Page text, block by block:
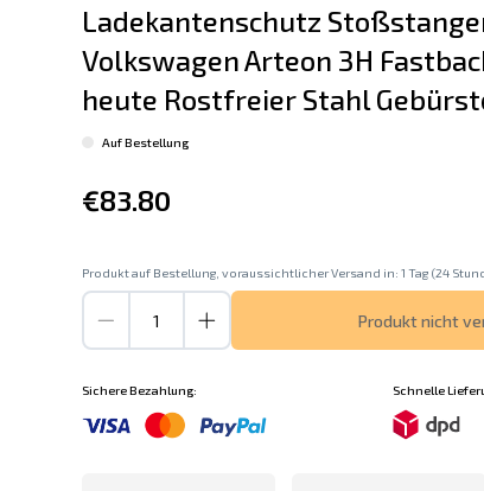
Ladekantenschutz
Volkswagen Arteon 3H
heute Rostfreier Stahl
Auf Bestellung
€83.80
Produkt auf Bestellung, voraussichtlicher Versand in: 1 Tag (24
Produkt nicht
Sichere Bezahlung: Schnelle